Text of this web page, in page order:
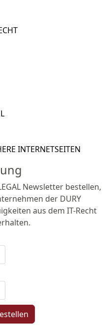
INTERNETSEITEN
Newsletter bestellen,
der DURY
aus dem IT-Recht